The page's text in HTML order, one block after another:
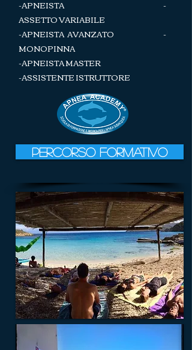
-APNEISTA -
ASSETTO VARIABILE
-APNEISTA AVANZATO -
MONOPINNA
-APNEISTA MASTER
-ASSISTENTE ISTRUTTORE
Percorso formativo